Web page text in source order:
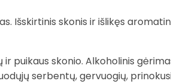
Išskirtinis skonis ir išlikęs
puikaus skonio. Alkoholinis
serbentų, gervuogių,